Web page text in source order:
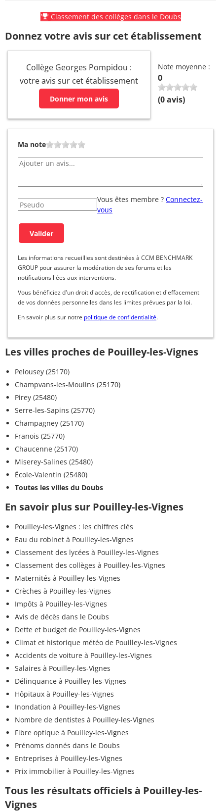
Classement des collèges dans le Doubs
Donnez votre avis sur cet établissement
Collège Georges Pompidou :
votre avis sur cet établissement
Donner mon avis
Note moyenne :
0
(0avis)
Ma note
Vous êtes membre ? Connectez-
vous
Les informations recueillies sont destinées à CCM BENCHMARK
GROUP pour assurer la modération de ses forums et les
notifications liées aux interventions.
Vous bénéficiez d'un droit d'accès, de rectification et d'effacement
de vos données personnelles dans les limites prévues par la loi.
En savoir plus sur notre politique de confidentialité.
Les villes proches de Pouilley-les-Vignes
Pelousey (25170)
Champvans-les-Moulins (25170)
Pirey (25480)
Serre-les-Sapins (25770)
Champagney (25170)
Franois (25770)
Chaucenne (25170)
Miserey-Salines (25480)
École-Valentin (25480)
Toutes les villes du Doubs
En savoir plus sur Pouilley-les-Vignes
Pouilley-les-Vignes : les chiffres clés
Eau du robinet à Pouilley-les-Vignes
Classement des lycées à Pouilley-les-Vignes
Classement des collèges à Pouilley-les-Vignes
Maternités à Pouilley-les-Vignes
Crèches à Pouilley-les-Vignes
Impôts à Pouilley-les-Vignes
Avis de décès dans le Doubs
Dette et budget de Pouilley-les-Vignes
Climat et historique météo de Pouilley-les-Vignes
Accidents de voiture à Pouilley-les-Vignes
Salaires à Pouilley-les-Vignes
Délinquance à Pouilley-les-Vignes
Hôpitaux à Pouilley-les-Vignes
Inondation à Pouilley-les-Vignes
Nombre de dentistes à Pouilley-les-Vignes
Fibre optique à Pouilley-les-Vignes
Prénoms donnés dans le Doubs
Entreprises à Pouilley-les-Vignes
Prix immobilier à Pouilley-les-Vignes
Tous les résultats officiels à Pouilley-les-
Vignes